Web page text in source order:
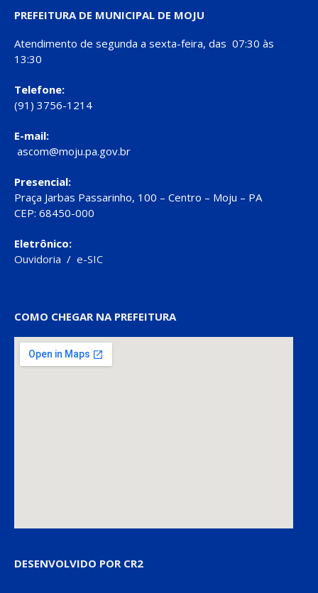
PREFEITURA DE MUNICIPAL DE MOJU
Atendimento de segunda a sexta-feira, das 07:30 às
13:30
Telefone:
(91) 3756-1214
E-mail:
ascom@moju.pa.gov.br
Presencial:
Praça Jarbas Passarinho, 100 – Centro – Moju – PA
CEP: 68450-000
Eletrônico:
Ouvidoria / e-SIC
COMO CHEGAR NA PREFEITURA
DESENVOLVIDO POR CR2